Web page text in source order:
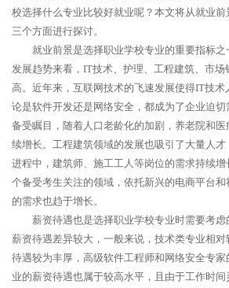
校选择什么专业比较好就业呢？本文将从就业
三个方面进行探讨。
就业前景是选择职业学校专业的重要指标
发展趋势来看，IT技术、护理、工程建筑、市
高。近年来，互联网技术的飞速发展使得IT技
论是软件开发还是网络安全，都成为了企业迫
备受瞩目，随着人口老龄化的加剧，养老院和
续增长。工程建筑领域的发展也吸引了大量人
进程中，建筑师、施工工人等岗位的需求持续
个备受考生关注的领域，依托新兴的电商平台
的需求也趋于增长。
薪资待遇也是选择职业学校专业时需要考
薪资待遇差异较大，一般来说，技术类专业相
待遇较为丰厚，高级软件工程师和网络安全专
业的薪资待遇也属于较高水平，且由于工作时